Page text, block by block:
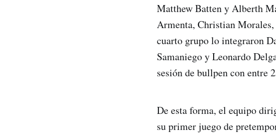
Matthew Batten y Alberth
Armenta, Christian
cuarto grupo lo integraron
Samaniego y Leonardo
sesión de bullpen con entre
De esta forma, el equipo
su primer juego de